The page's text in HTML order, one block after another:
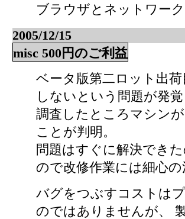
ブラウザとネットワー
2005/12/15
misc 500円のご利益
ベータ版第二ロット出
しないという問題が発
調査したところマシン
ことが判明。
問題はすぐに解決でき
ので改修作業には細心
バグをつぶすコストは
のではありませんが、